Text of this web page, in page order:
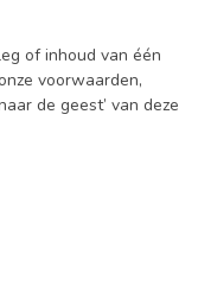
of inhoud van één
voorwaarden,
de geest’ van deze